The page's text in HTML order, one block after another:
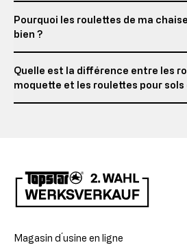
Pourquoi les roulettes de ma
bien ?
Quelle est la différence entre les
moquette et les roulettes pour sols
Magasin d´usine en ligne